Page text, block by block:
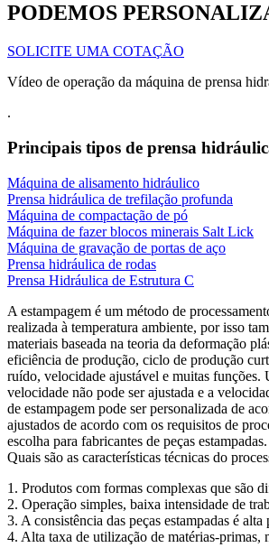
PODEMOS
SOLICITE UMA COTAÇÃO
Vídeo de operação da máquina de prensa
.
Principais tipos de prensa
Máquina de alisamento hidráulico
Prensa hidráulica de trefilação profunda
Máquina de compactação de pó
Máquina de fazer blocos minerais Salt Lick
Máquina de gravação de portas de aço
Prensa hidráulica de rodas
Prensa Hidráulica de Estrutura C
A estampagem é um método de
realizada à temperatura ambiente, por isso
materiais baseada na teoria da deformação
eficiência de produção, ciclo de produção
ruído, velocidade ajustável e muitas funções.
velocidade não pode ser ajustada e a
de estampagem pode ser personalizada de
ajustados de acordo com os requisitos de
escolha para fabricantes de peças estampadas.
Quais são as características técnicas do
1. Produtos com formas complexas que são
2. Operação simples, baixa intensidade de
3. A consistência das peças estampadas é
4. Alta taxa de utilização de matérias-primas,